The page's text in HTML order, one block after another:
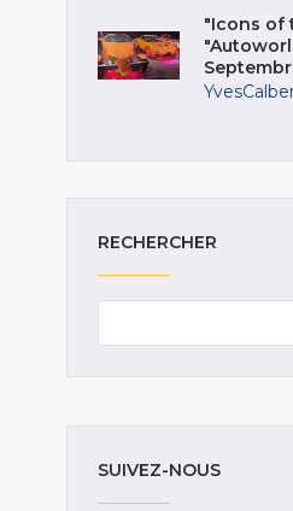
"Icons of
RECHERCHER
SUIVEZ-NOUS